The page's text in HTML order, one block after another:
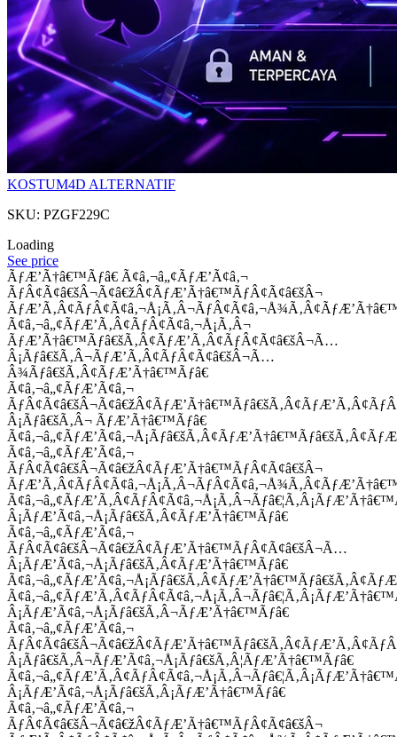
KOSTUM4D ALTERNATIF
SKU: PZGF229C
Loading
See price
ÃƒÆ’Ã†â€™Ãƒâ€ Ã¢â‚¬â„¢ÃƒÆ’Ã¢â‚¬
ÃƒÂ¢Ã¢â€šÂ¬Ã¢â€žÂ¢ÃƒÆ’Ã†â€™ÃƒÂ¢Ã¢â€šÂ¬
Ã¢â‚¬â„¢ÃƒÆ’Ã‚Â¢ÃƒÂ¢Ã¢â‚¬Å¡Ã‚Â¬
ÃƒÆ’Ã†â€™Ãƒâ€šÃ‚Â¢ÃƒÆ’Ã‚Â¢ÃƒÂ¢Ã¢â€šÂ¬Ã…
Â¡Ãƒâ€šÃ‚Â¬ÃƒÆ’Ã‚Â¢ÃƒÂ¢Ã¢â€šÂ¬Ã…
Â¾Ãƒâ€šÃ‚Â¢ÃƒÆ’Ã†â€™Ãƒâ€
Ã¢â‚¬â„¢ÃƒÆ’Ã¢â‚¬
Â¡Ãƒâ€šÃ‚Â¬ ÃƒÆ’Ã†â€™Ãƒâ€
Ã¢â‚¬â„¢ÃƒÆ’Ã¢â‚¬
ÃƒÂ¢Ã¢â€šÂ¬Ã¢â€žÂ¢ÃƒÆ’Ã†â€™ÃƒÂ¢Ã¢â€šÂ¬
Â¡ÃƒÆ’Ã¢â‚¬Å¡Ãƒâ€šÃ‚Â¢ÃƒÆ’Ã†â€™Ãƒâ€
Ã¢â‚¬â„¢ÃƒÆ’Ã¢â‚¬
ÃƒÂ¢Ã¢â€šÂ¬Ã¢â€žÂ¢ÃƒÆ’Ã†â€™ÃƒÂ¢Ã¢â€šÂ¬Ã…
Â¡ÃƒÆ’Ã¢â‚¬Å¡Ãƒâ€šÃ‚Â¢ÃƒÆ’Ã†â€™Ãƒâ€
Â¡ÃƒÆ’Ã¢â‚¬Å¡Ãƒâ€šÃ‚Â¬ÃƒÆ’Ã†â€™Ãƒâ€
Ã¢â‚¬â„¢ÃƒÆ’Ã¢â‚¬
Â¡Ãƒâ€šÃ‚Â¬ÃƒÆ’Ã¢â‚¬Å¡Ãƒâ€šÃ‚Â¦ÃƒÆ’Ã†â€™Ãƒâ€
Â¡ÃƒÆ’Ã¢â‚¬Å¡Ãƒâ€šÃ‚Â¡ÃƒÆ’Ã†â€™Ãƒâ€
Ã¢â‚¬â„¢ÃƒÆ’Ã¢â‚¬
ÃƒÂ¢Ã¢â€šÂ¬Ã¢â€žÂ¢ÃƒÆ’Ã†â€™ÃƒÂ¢Ã¢â€šÂ¬